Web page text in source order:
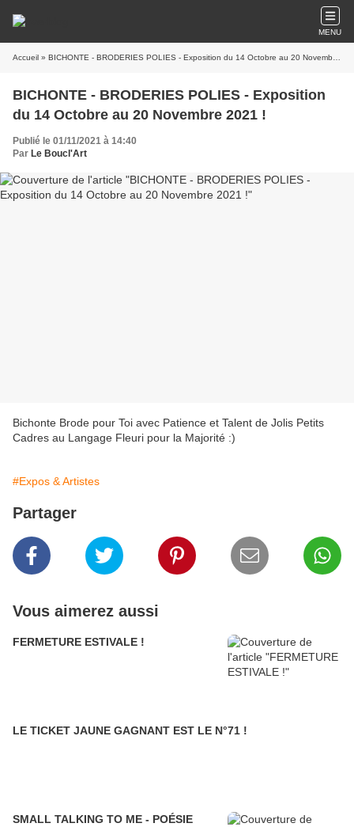
MENU
Accueil » BICHONTE - BRODERIES POLIES - Exposition du 14 Octobre au 20 Novembre 2021 !
BICHONTE - BRODERIES POLIES - Exposition
du 14 Octobre au 20 Novembre 2021 !
Publié le 01/11/2021 à 14:40
Par Le Boucl'Art
Bichonte Brode pour Toi avec Patience et Talent de Jolis Petits
Cadres au Langage Fleuri pour la Majorité :)
#Expos & Artistes
Partager
Vous aimerez aussi
FERMETURE ESTIVALE !
LE TICKET JAUNE GAGNANT EST LE N°71 !
SMALL TALKING TO ME - POÉSIE